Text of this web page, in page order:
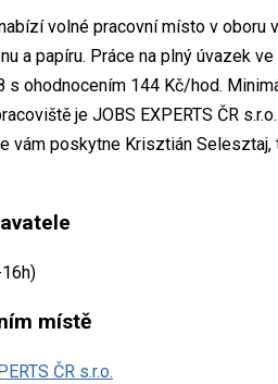
nabízí volné pracovní místo v
a papíru. Práce na plný úvazek
s ohodnocením 144 Kč/hod.
je JOBS EXPERTS ČR
vám poskytne Krisztián Selesztaj,
místě
ČR s.r.o.